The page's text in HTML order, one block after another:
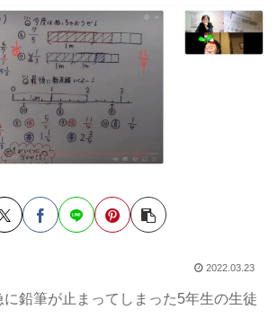
2022.03.23
鉛筆が止まってしまった5年生の生徒